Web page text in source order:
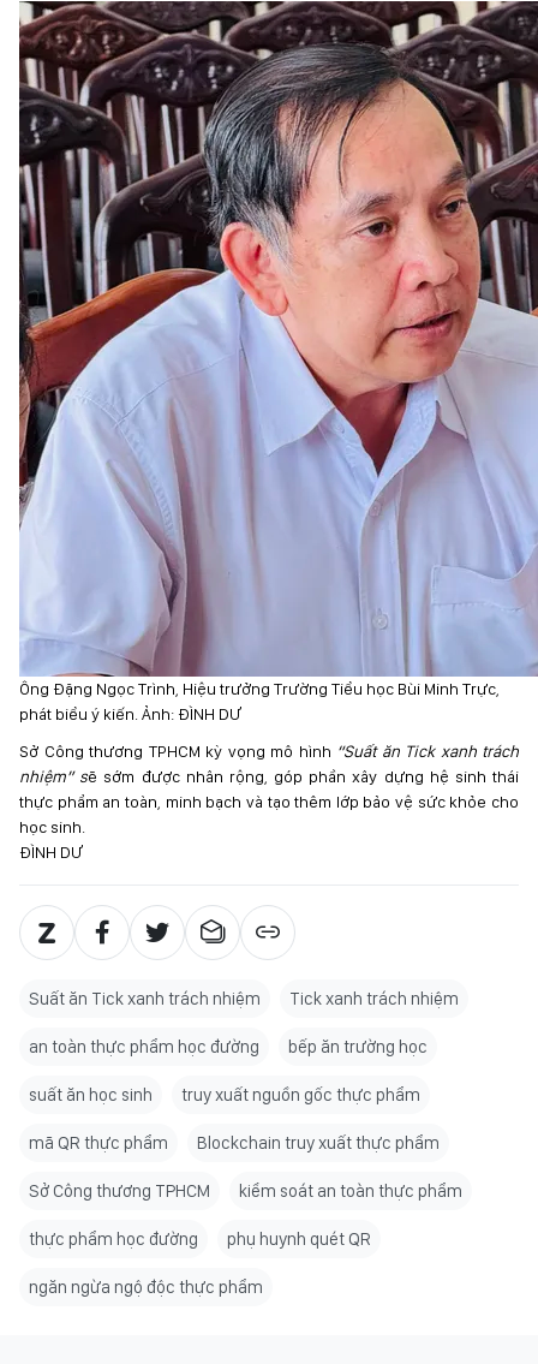
Ông Đặng Ngọc Trình, Hiệu trưởng Trường Tiểu học Bùi Minh Trực,
phát biểu ý kiến. Ảnh: ĐÌNH DƯ
Sở Công thương TPHCM kỳ vọng mô hình “Suất ăn Tick xanh trách
nhiệm” sẽ sớm được nhân rộng, góp phần xây dựng hệ sinh thái
thực phẩm an toàn, minh bạch và tạo thêm lớp bảo vệ sức khỏe cho
học sinh.
ĐÌNH DƯ
Suất ăn Tick xanh trách nhiệm Tick xanh trách nhiệm
an toàn thực phẩm học đường bếp ăn trường học
suất ăn học sinh truy xuất nguồn gốc thực phẩm
mã QR thực phẩm Blockchain truy xuất thực phẩm
Sở Công thương TPHCM kiểm soát an toàn thực phẩm
thực phẩm học đường phụ huynh quét QR
ngăn ngừa ngộ độc thực phẩm